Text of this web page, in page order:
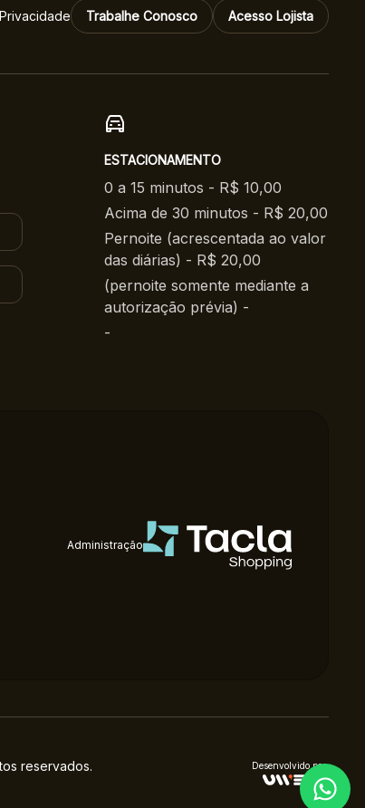
Trabalhe Conosco Acesso Lojista
ESTACIONAMENTO
0 a 15 minutos - R$ 10,00
Acima de 30 minutos - R$ 20,00
Pernoite (acrescentada ao valor
das diárias) - R$ 20,00
(pernoite somente mediante a
autorização prévia) -
-
Administração
reservados. Desenvolvido por: